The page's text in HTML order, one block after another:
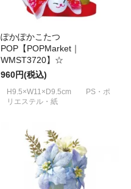
ぽかぽかこたつ
POP【POPMarket｜
WMST3720】☆
960円(税込)
H9.5×W11×D9.5cm PS・ポ
リエステル・紙